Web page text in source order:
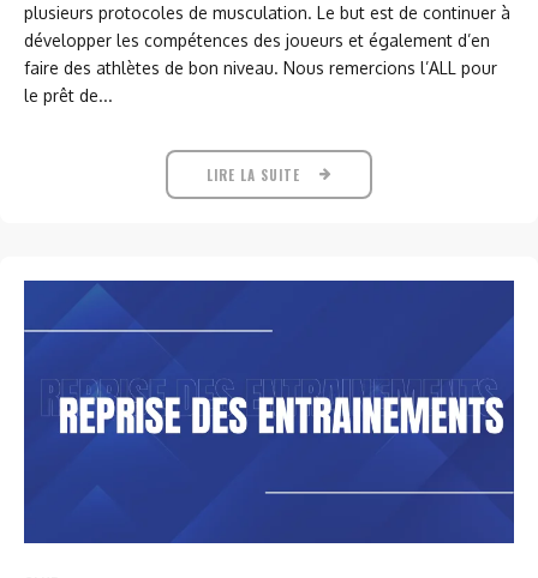
plusieurs protocoles de musculation. Le but est de continuer à
développer les compétences des joueurs et également d’en
faire des athlètes de bon niveau. Nous remercions l’ALL pour
le prêt de...
LIRE LA SUITE